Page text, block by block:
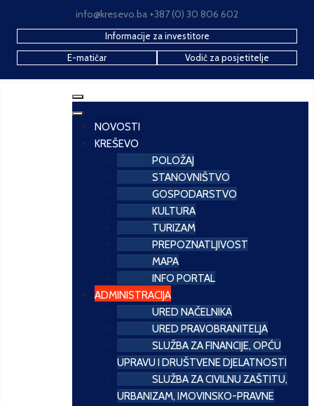
info@kresevo.ba +387 (0) 30 806 602
Informacije za investitore
E-matičar
Vodič za posjetitelje
NOVOSTI
KREŠEVO
POLOŽAJ
STANOVNIŠTVO
GOSPODARSTVO
KULTURA
TURIZAM
PREPOZNATLJIVOST
MAPA
INFO PORTAL
ADMINISTRACIJA
URED NAČELNIKA
URED PRAVOBRANITELJA
SLUŽBA ZA FINANCIJE, OPĆU
UPRAVU I DRUŠTVENE DJELATNOSTI
SLUŽBA ZA CIVILNU ZAŠTITU,
URBANIZAM, IMOVINSKO-PRAVNE